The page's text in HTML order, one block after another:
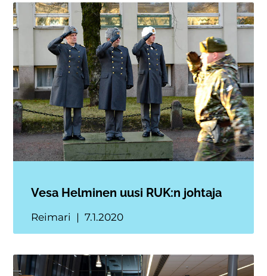
Vesa Helminen uusi RUK:n johtaja
Reimari 7.1.2020